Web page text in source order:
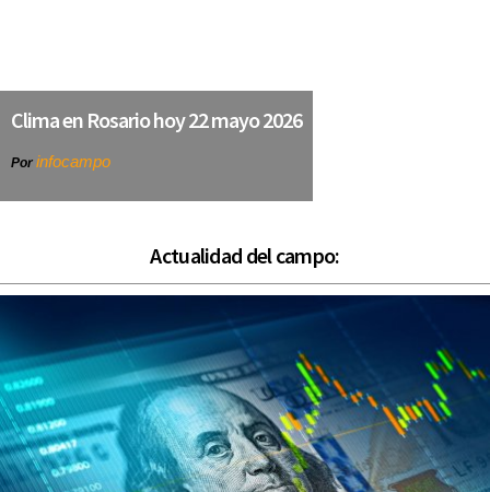
Clima en Rosario hoy 22 mayo 2026
Por infocampo
Actualidad del campo: